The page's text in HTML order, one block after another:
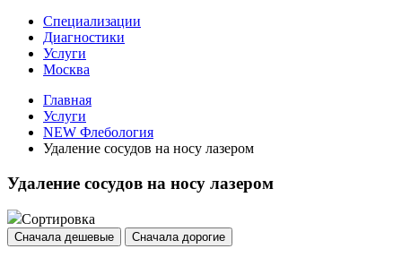
Специализации
Диагностики
Услуги
Москва
Главная
Услуги
NEW Флебология
Удаление сосудов на носу лазером
Удаление сосудов на носу лазером
Сортировка
Сначала дешевые Сначала дорогие